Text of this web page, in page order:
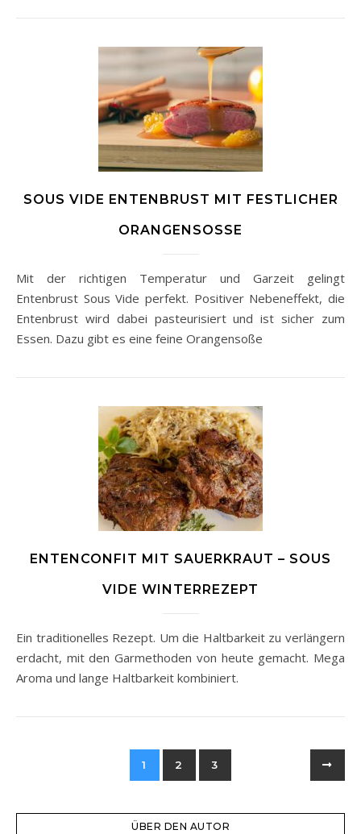
SOUS VIDE ENTENBRUST MIT FESTLICHER
ORANGENSOSSE
Mit der richtigen Temperatur und Garzeit gelingt
Entenbrust Sous Vide perfekt. Positiver Nebeneffekt, die
Entenbrust wird dabei pasteurisiert und ist sicher zum
Essen. Dazu gibt es eine feine Orangensoße
ENTENCONFIT MIT SAUERKRAUT – SOUS
VIDE WINTERREZEPT
Ein traditionelles Rezept. Um die Haltbarkeit zu verlängern
erdacht, mit den Garmethoden von heute gemacht. Mega
Aroma und lange Haltbarkeit kombiniert.
1 2 3
ÜBER DEN AUTOR